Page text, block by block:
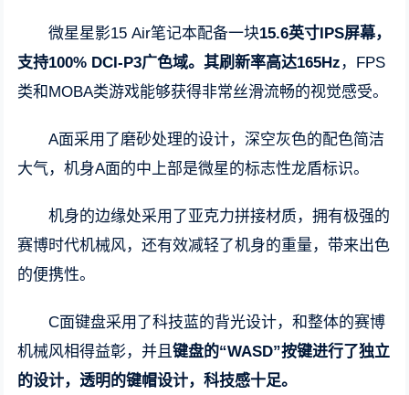
微星星影15 Air笔记本配备一块15.6英寸IPS屏幕，
支持100% DCI-P3广色域。其刷新率高达165Hz ，FPS
类和MOBA类游戏能够获得非常丝滑流畅的视觉感受。
A面采用了磨砂处理的设计，深空灰色的配色简洁
大气，机身A面的中上部是微星的标志性龙盾标识。
机身的边缘处采用了亚克力拼接材质，拥有极强的
赛博时代机械风，还有效减轻了机身的重量，带来出色
的便携性。
C面键盘采用了科技蓝的背光设计，和整体的赛博
机械风相得益彰，并且键盘的“WASD”按键进行了独立
的设计，透明的键帽设计，科技感十足。